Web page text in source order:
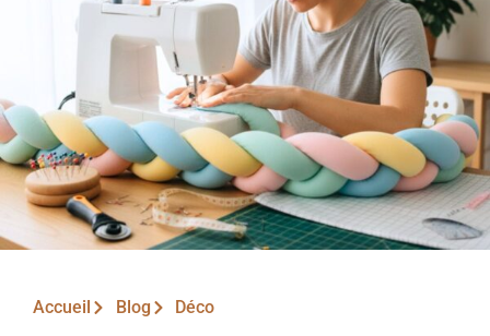
Accueil Blog Déco